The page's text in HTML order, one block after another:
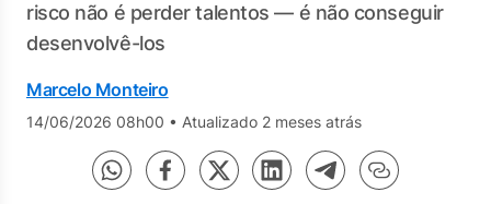
risco não é perder talentos — é não conseguir
desenvolvê-los
Marcelo Monteiro
14/06/2026 08h00 • Atualizado 2 meses atrás